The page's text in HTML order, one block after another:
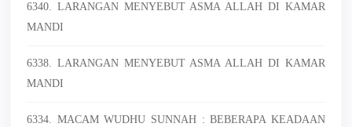
6340. LARANGAN MENYEBUT ASMA ALLAH DI KAMAR
MANDI
6338. LARANGAN MENYEBUT ASMA ALLAH DI KAMAR
MANDI
6334. MACAM WUDHU SUNNAH : BEBERAPA KEADAAN